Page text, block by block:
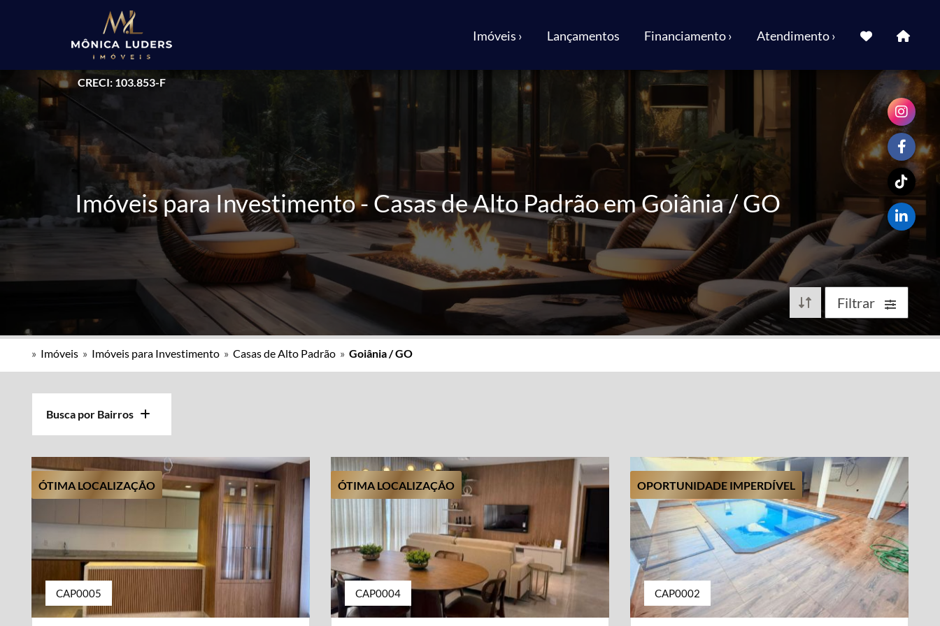
CRECI: 103.853-F
Imóveis › Lançamentos Financiamento › Atendimento ›
Imóveis para Investimento - Casas de Alto Padrão em Goiânia / GO
Filtrar
» Imóveis » Imóveis para Investimento » Casas de Alto Padrão » Goiânia / GO
Busca por Bairros
ÓTIMA LOCALIZAÇÃO
CAP0005
ÓTIMA LOCALIZAÇÃO
CAP0004
OPORTUNIDADE IMPERDÍVEL
CAP0002